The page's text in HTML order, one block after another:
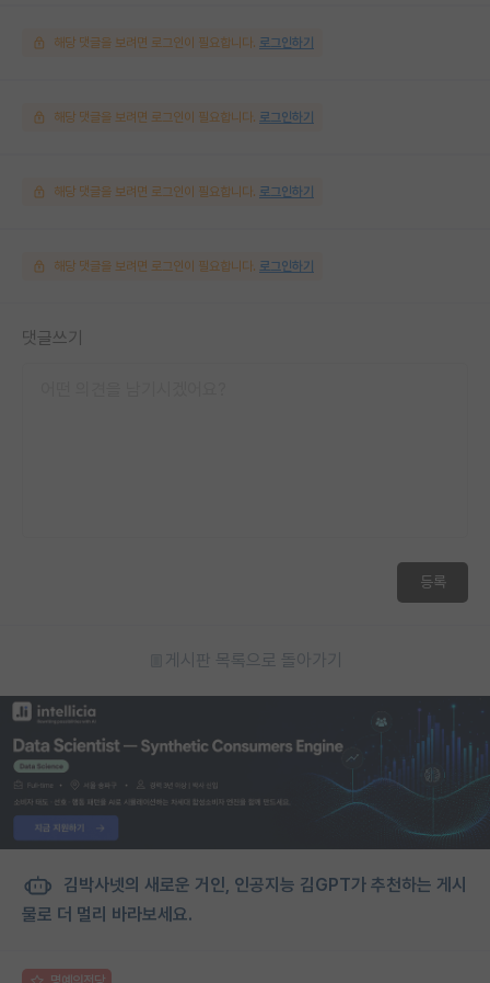
해당 댓글을 보려면 로그인이 필요합니다. 로그인하기
해당 댓글을 보려면 로그인이 필요합니다. 로그인하기
해당 댓글을 보려면 로그인이 필요합니다. 로그인하기
해당 댓글을 보려면 로그인이 필요합니다. 로그인하기
댓글쓰기
등록
게시판 목록으로 돌아가기
김박사넷의 새로운 거인, 인공지능 김GPT가 추천하는 게시
물로 더 멀리 바라보세요.